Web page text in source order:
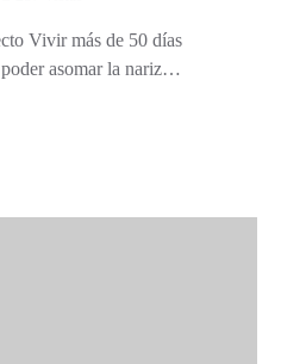
Vivir más de 50 días
poder asomar la nariz…